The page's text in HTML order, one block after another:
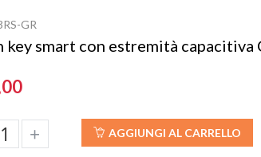
GR
key smart con estremità
+ AGGIUNGI AL CARRELLO